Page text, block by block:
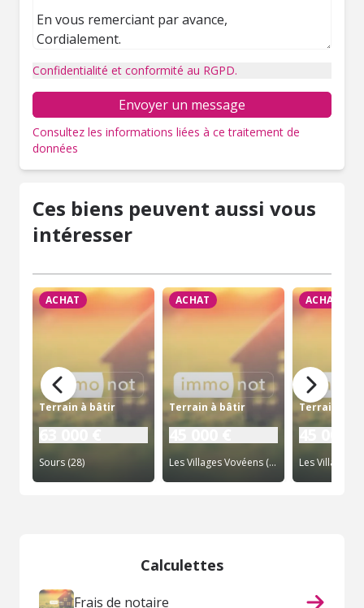
Confidentialité et conformité au RGPD.
Envoyer un message
Consultez les informations liées à ce traitement de
données
Ces biens peuvent aussi vous
intéresser
ACHAT
Terrain à bâtir
Sours (28)
ACHAT
Terrain à bâtir
Les Villages Vovéens (28)
ACHAT
Terrain à
Calculettes
Frais de notaire